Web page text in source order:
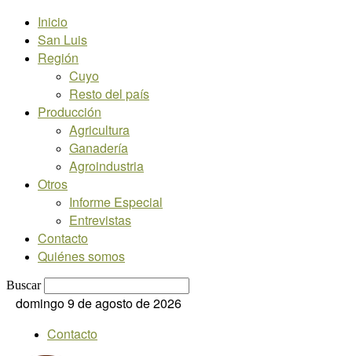
Inicio
San Luis
Región
Cuyo
Resto del país
Producción
Agricultura
Ganadería
Agroindustria
Otros
Informe Especial
Entrevistas
Contacto
Quiénes somos
Buscar
domingo 9 de agosto de 2026
Contacto